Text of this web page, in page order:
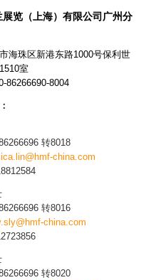
展览（上海）有限公司广州分
海珠区新港东路1000号保利世
室
86266690-8004
转8018
china.com
转8016
china.com
转8020